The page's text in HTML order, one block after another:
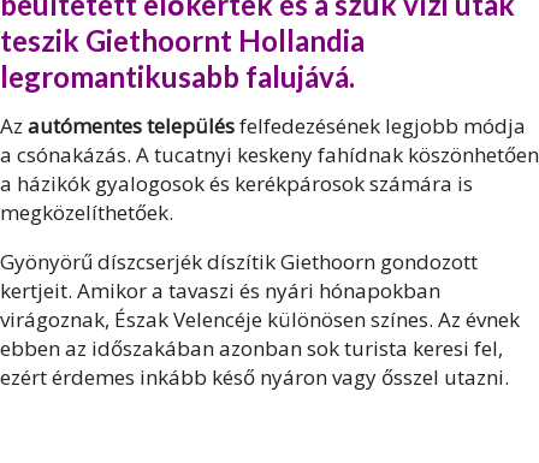
teszik Giethoornt Hollandia
legromantikusabb falujává.
Az autómentes településfelfedezésének legjobb módja
a csónakázás. A tucatnyi keskeny fahídnak köszönhetően
a házikók gyalogosok és kerékpárosok számára is
megközelíthetőek.
Gyönyörű díszcserjék díszítik Giethoorn gondozott
kertjeit. Amikor a tavaszi és nyári hónapokban
virágoznak, Észak Velencéje különösen színes. Az évnek
ebben az időszakában azonban sok turista keresi fel,
ezért érdemes inkább késő nyáron vagy ősszel utazni.